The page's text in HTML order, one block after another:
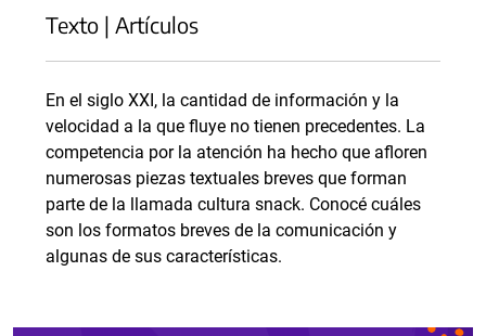
Texto | Artículos
En el siglo XXI, la cantidad de información y la
velocidad a la que fluye no tienen precedentes. La
competencia por la atención ha hecho que afloren
numerosas piezas textuales breves que forman
parte de la llamada cultura snack. Conocé cuáles
son los formatos breves de la comunicación y
algunas de sus características.